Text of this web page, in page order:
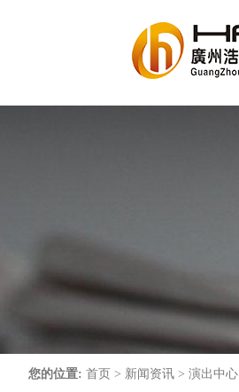
您的位置: 首页 > 新闻资讯 > 演出中心